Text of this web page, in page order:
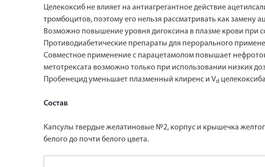
Целекоксиб не влияет на антиагрегантное действие
тромбоцитов, поэтому его нельзя рассматривать как
Возможно повышение уровня дигоксина в плазме крови при
Противодиабетические препараты для перорального
Совместное применение с парацетамолом повышает
метотрексата возможно только при использовании низких
Пробенецид уменьшает плазменный клиренс и Vd
Состав
Капсулы твердые желатиновые №2, корпус и крышечка
белого до почти белого цвета.